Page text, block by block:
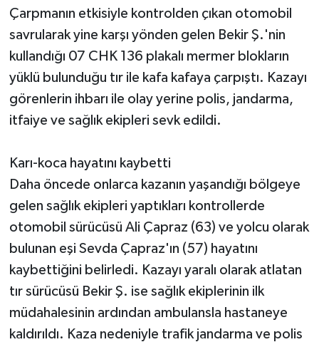
Çarpmanın etkisiyle kontrolden çıkan otomobil
savrularak yine karşı yönden gelen Bekir Ş.'nin
kullandığı 07 CHK 136 plakalı mermer blokların
yüklü bulunduğu tır ile kafa kafaya çarpıştı. Kazayı
görenlerin ihbarı ile olay yerine polis, jandarma,
itfaiye ve sağlık ekipleri sevk edildi.
Karı-koca hayatını kaybetti
Daha öncede onlarca kazanın yaşandığı bölgeye
gelen sağlık ekipleri yaptıkları kontrollerde
otomobil sürücüsü Ali Çapraz (63) ve yolcu olarak
bulunan eşi Sevda Çapraz'ın (57) hayatını
kaybettiğini belirledi. Kazayı yaralı olarak atlatan
tır sürücüsü Bekir Ş. ise sağlık ekiplerinin ilk
müdahalesinin ardından ambulansla hastaneye
kaldırıldı. Kaza nedeniyle trafik jandarma ve polis